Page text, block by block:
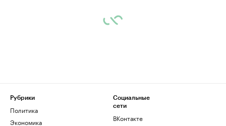
Рубрики
Политика
Экономика
Социальные
сети
ВКонтакте